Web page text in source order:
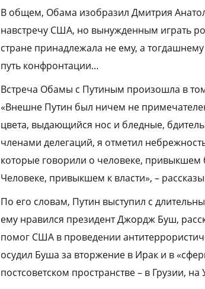
В общем, Обама изобразил Дмитрия
навстречу США, но вынужденным играть
стране принадлежала не ему, а
путь конфронтации…
Встреча Обамы с Путиным произошла в
«Внешне Путин был ничем не
цвета, выдающийся нос и бледные,
членами делегаций, я отметил
которые говорили о человеке,
Человеке, привыкшем к власти», –
По его словам, Путин выступил с
ему нравился президент Джордж Буш,
помог США в проведении
осудил Буша за вторжение в Ирак и в
постсоветском пространстве – в Грузии,